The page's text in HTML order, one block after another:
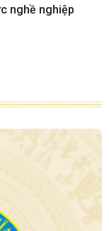
nghề nghiệp